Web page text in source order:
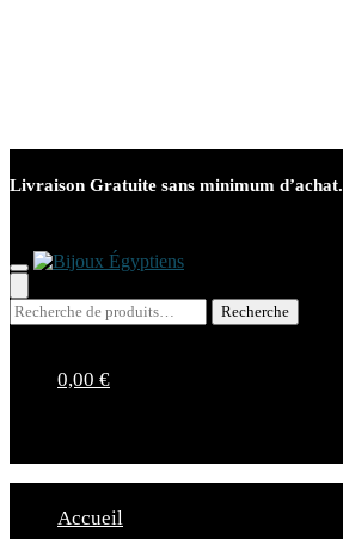
Livraison Gratuite sans minimum d’achat.
Recherche
pour :
Recherche
0,00 €
Accueil